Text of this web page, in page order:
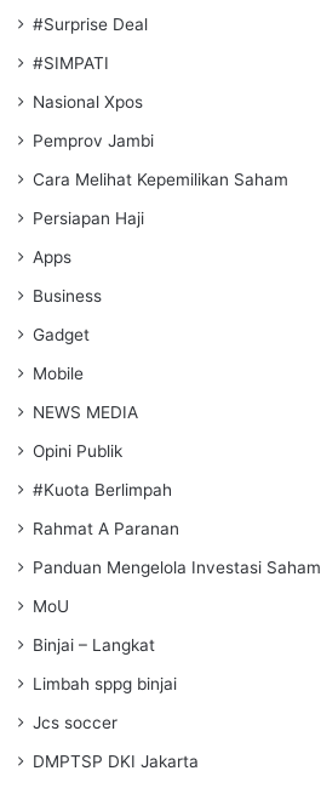
#Surprise Deal
#SIMPATI
Nasional Xpos
Pemprov Jambi
Cara Melihat Kepemilikan Saham
Persiapan Haji
Apps
Business
Gadget
Mobile
NEWS MEDIA
Opini Publik
#Kuota Berlimpah
Rahmat A Paranan
Panduan Mengelola Investasi Saham
MoU
Binjai – Langkat
Limbah sppg binjai
Jcs soccer
DMPTSP DKI Jakarta